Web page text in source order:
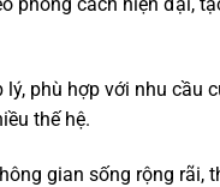
phù hợp với nhu cầu
thế hệ.
gian sống rộng rãi,